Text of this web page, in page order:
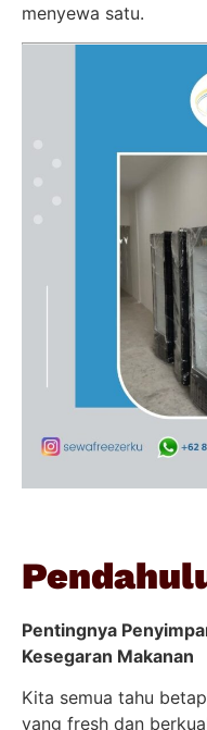
menyewa satu.
Pentingnya
Kesegaran Makanan
Kita semua tahu
yang fresh dan